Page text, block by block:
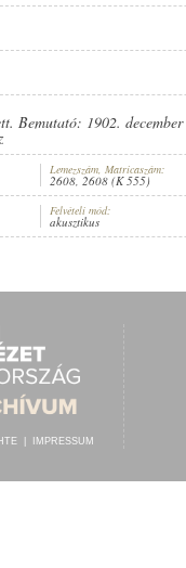
(ZONGORA)
Bemutató: 1902.
Lemezszám, Matricaszám:
2608, 2608 (K 555)
Felvételi mód:
akusztikus
IMPRESSUM